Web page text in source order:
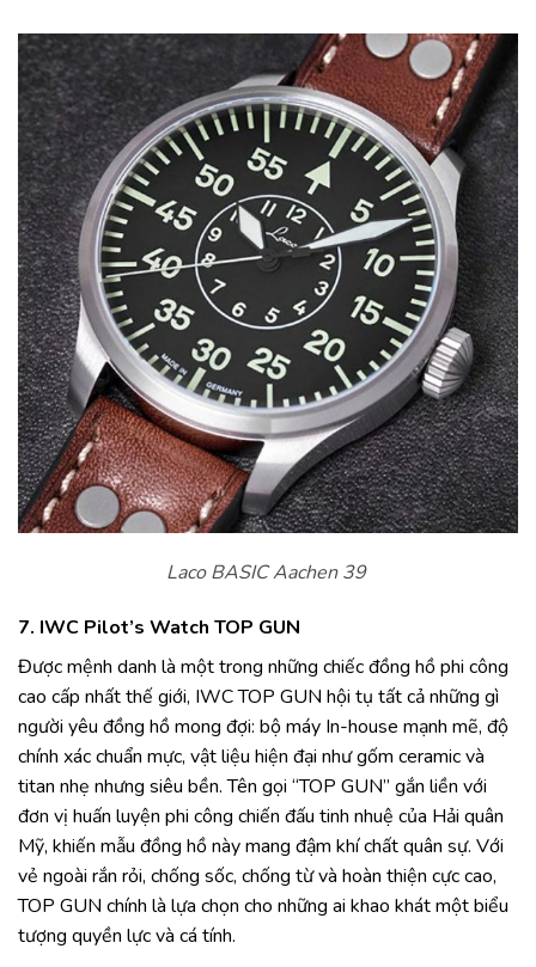
Laco BASIC Aachen 39
7. IWC Pilot’s Watch TOP GUN
Được mệnh danh là một trong những chiếc đồng hồ phi công
cao cấp nhất thế giới, IWC TOP GUN hội tụ tất cả những gì
người yêu đồng hồ mong đợi: bộ máy In-house mạnh mẽ, độ
chính xác chuẩn mực, vật liệu hiện đại như gốm ceramic và
titan nhẹ nhưng siêu bền. Tên gọi “TOP GUN” gắn liền với
đơn vị huấn luyện phi công chiến đấu tinh nhuệ của Hải quân
Mỹ, khiến mẫu đồng hồ này mang đậm khí chất quân sự. Với
vẻ ngoài rắn rỏi, chống sốc, chống từ và hoàn thiện cực cao,
TOP GUN chính là lựa chọn cho những ai khao khát một biểu
tượng quyền lực và cá tính.